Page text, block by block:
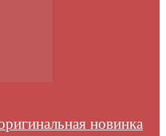
новинка